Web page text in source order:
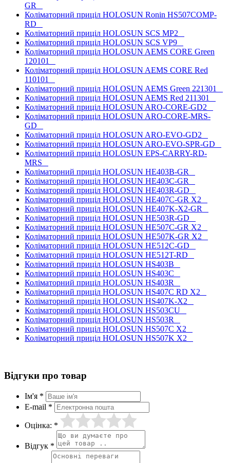
GR
Коліматорний приціл HOLOSUN Ronin HS507COMP-
RD
Коліматорний приціл HOLOSUN SCS MP2
Коліматорний приціл HOLOSUN SCS VP9
Коліматорний приціл HOLOSUN AEMS CORE Green
120101
Коліматорний приціл HOLOSUN AEMS CORE Red
110101
Коліматорний приціл HOLOSUN AEMS Green 221301
Коліматорний приціл HOLOSUN AEMS Red 211301
Коліматорний приціл HOLOSUN ARO-CORE-GD2
Коліматорний приціл HOLOSUN ARO-CORE-MRS-
GD
Коліматорний приціл HOLOSUN ARO-EVO-GD2
Коліматорний приціл HOLOSUN ARO-EVO-SPR-GD
Коліматорний приціл HOLOSUN EPS-CARRY-RD-
MRS
Коліматорний приціл HOLOSUN HE403B-GR
Коліматорний приціл HOLOSUN HE403C-GR
Коліматорний приціл HOLOSUN HE403R-GD
Коліматорний приціл HOLOSUN HE407C-GR X2
Коліматорний приціл HOLOSUN HE407K-X2-GR
Коліматорний приціл HOLOSUN HE503R-GD
Коліматорний приціл HOLOSUN HE507C-GR X2
Коліматорний приціл HOLOSUN HE507K-GR X2
Коліматорний приціл HOLOSUN HE512C-GD
Коліматорний приціл HOLOSUN HE512T-RD
Коліматорний приціл HOLOSUN HS403B
Коліматорний приціл HOLOSUN HS403C
Коліматорний приціл HOLOSUN HS403R
Коліматорний приціл HOLOSUN HS407C RD X2
Коліматорний приціл HOLOSUN HS407K-X2
Коліматорний приціл HOLOSUN HS503CU
Коліматорний приціл HOLOSUN HS503R
Коліматорний приціл HOLOSUN HS507C X2
Коліматорний приціл HOLOSUN HS507K X2
Відгуки про товар
Ім'я *
E-mail *
Оцінка: *
Відгук *